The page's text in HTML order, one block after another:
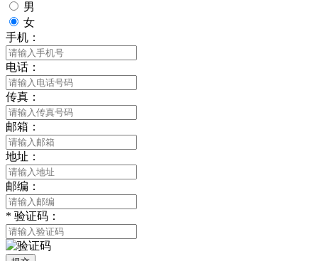
男
女
手机：
电话：
传真：
邮箱：
地址：
邮编：
* 验证码：